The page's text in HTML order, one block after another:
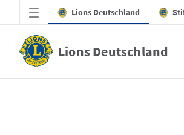
Zum Hauptinhalt springen
Lions Deutschland
Lions Deutschland